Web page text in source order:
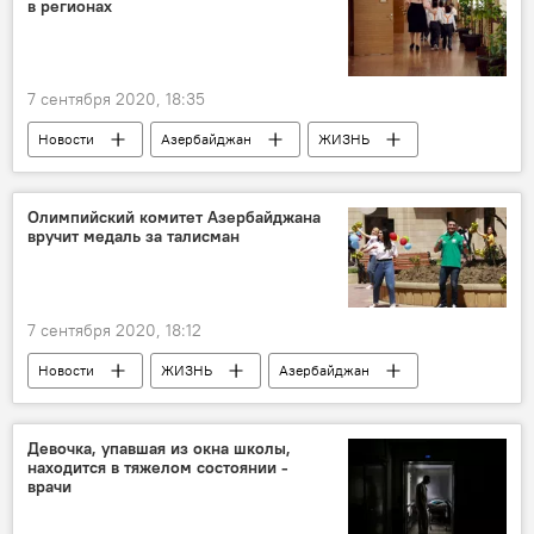
в регионах
7 сентября 2020, 18:35
Новости Азербайджан
ЖИЗНЬ
Министерство образования АР
Учебный год
Расписание
Правила
Олимпийский комитет Азербайджана
вручит медаль за талисман
7 сентября 2020, 18:12
Новости ЖИЗНЬ
Азербайджан
Спорт
талисманы НОК
Девочка, упавшая из окна школы,
находится в тяжелом состоянии -
врачи